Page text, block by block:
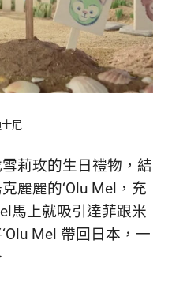
尼
莉玫的生日禮物，結
麗麗的‘Olu Mel，充
馬上就吸引達菲跟米
Mel 帶回日本，一